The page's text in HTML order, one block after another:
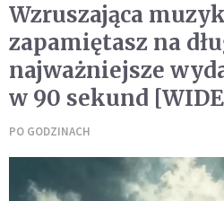
Wzruszająca
zapamiętasz na
najważniejsze
w 90 sekund
PO GODZINACH